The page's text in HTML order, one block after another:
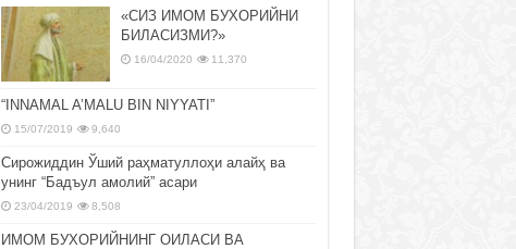
«СИЗ ИМОМ БУХОРИЙНИ
БИЛАСИЗМИ?»
16/04/2020 11,370
“INNAMAL A’MALU BIN NIYYATI”
15/07/2019 9,640
Сирожиддин Ўший раҳматуллоҳи алайҳ ва
унинг “Бадъул амолий” асари
23/04/2019 8,508
ИМОМ БУХОРИЙНИНГ ОИЛАСИ ВА